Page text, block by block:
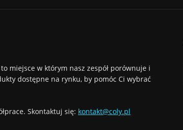
miejsce w którym nasz zespół porównuje i
dostępne na rynku, by pomóc Ci wybrać
Skontaktuj się: kontakt@coly.pl